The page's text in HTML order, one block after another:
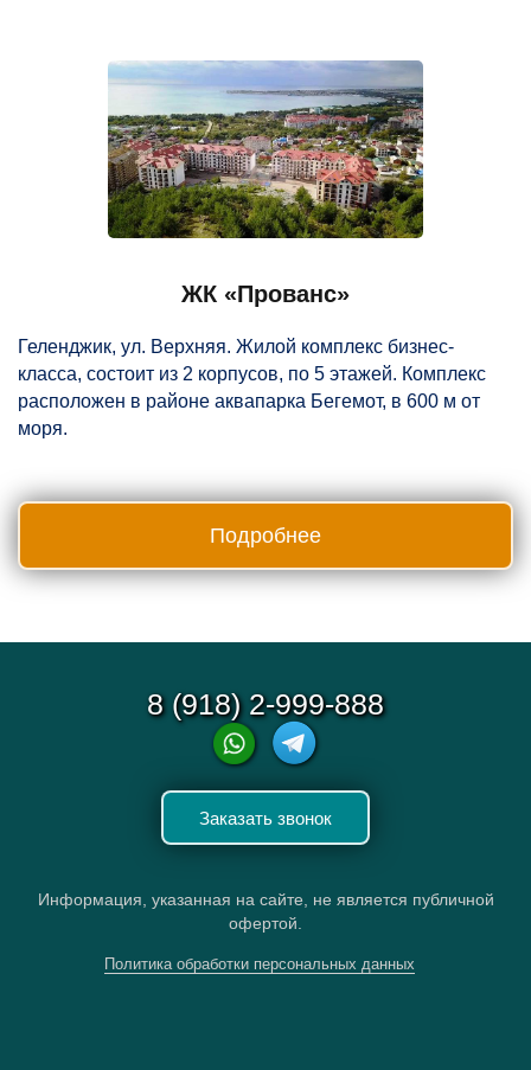
ЖК «Прованс»
Геленджик, ул. Верхняя. Жилой комплекс бизнес-
класса, состоит из 2 корпусов, по 5 этажей. Комплекс
расположен в районе аквапарка Бегемот, в 600 м от
моря.
Подробнее
8 (918) 2-999-888
Заказать звонок
Информация, указанная на сайте, не является публичной
офертой.
Политика обработки персональных данных